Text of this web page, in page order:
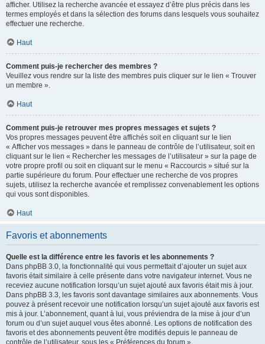
afficher. Utilisez la recherche avancée et essayez d’être plus précis dans les
termes employés et dans la sélection des forums dans lesquels vous souhaitez
effectuer une recherche.
Haut
Comment puis-je rechercher des membres ?
Veuillez vous rendre sur la liste des membres puis cliquer sur le lien « Trouver
un membre ».
Haut
Comment puis-je retrouver mes propres messages et sujets ?
Vos propres messages peuvent être affichés soit en cliquant sur le lien
« Afficher vos messages » dans le panneau de contrôle de l’utilisateur, soit en
cliquant sur le lien « Rechercher les messages de l’utilisateur » sur la page de
votre propre profil ou soit en cliquant sur le menu « Raccourcis » situé sur la
partie supérieure du forum. Pour effectuer une recherche de vos propres
sujets, utilisez la recherche avancée et remplissez convenablement les options
qui vous sont disponibles.
Haut
Favoris et abonnements
Quelle est la différence entre les favoris et les abonnements ?
Dans phpBB 3.0, la fonctionnalité qui vous permettait d’ajouter un sujet aux
favoris était similaire à celle présente dans votre navigateur internet. Vous ne
receviez aucune notification lorsqu’un sujet ajouté aux favoris était mis à jour.
Dans phpBB 3.3, les favoris sont davantage similaires aux abonnements. Vous
pouvez à présent recevoir une notification lorsqu’un sujet ajouté aux favoris est
mis à jour. L’abonnement, quant à lui, vous préviendra de la mise à jour d’un
forum ou d’un sujet auquel vous êtes abonné. Les options de notification des
favoris et des abonnements peuvent être modifiés depuis le panneau de
contrôle de l’utilisateur, sous les « Préférences du forum ».